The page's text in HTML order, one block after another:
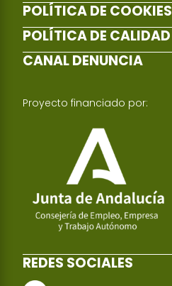
POLÍTICA DE COOKIES
POLÍTICA DE CALIDAD
CANAL DENUNCIA
Proyecto financiado por:
REDES SOCIALES